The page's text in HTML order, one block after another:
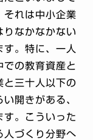
それは中小企業
りなかなかない
。特に、一人
での教育資産と
と三十人以下の
開きがある、
す。こういった
人づくり分野へ